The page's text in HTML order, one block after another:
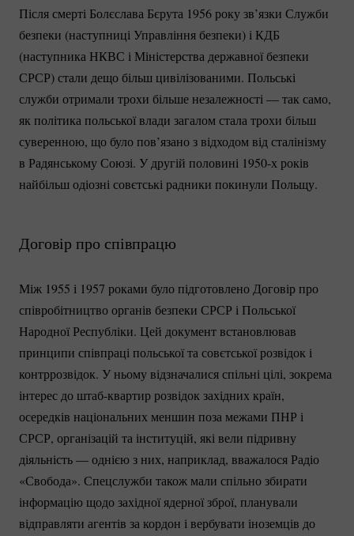
Після смерті Болєслава Бєрута 1956 року зв’язки Служби
безпеки (наступниці Управління безпеки) і КДБ
(наступника НКВС і Міністерства державної безпеки
СРСР) стали дещо більш цивілізованими. Польські
служби отримали трохи більше незалежності — так само,
як політика польської влади загалом стала трохи більш
суверенною, що було пов’язано з відходом від сталінізму
в Радянському Союзі. У другій половині 1950-х років
найбільш одіозні совєтські радники покинули Польщу.
Договір про співпрацю
Між 1955 і 1957 роками було підготовлено Договір про
співробітництво органів безпеки СРСР і Польської
Народної Республіки. Цей документ встановлював
принципи співпраці польської та совєтської розвідок і
контррозвідок. У ньому відзначалися спільні цілі, зокрема
інтерес доштаб-квартир розвідок західних країн,
осередків національних меншин поза межами ПНР і
СРСР, організацій та інституцій, які вели підривну
діяльність — однією з них, наприклад, вважалося Радіо
«Свобода». Спецслужби також мали спільно збирати
інформацію щодо західної ядерної зброї, планували
відправляти агентів за кордон і вербувати іноземців до